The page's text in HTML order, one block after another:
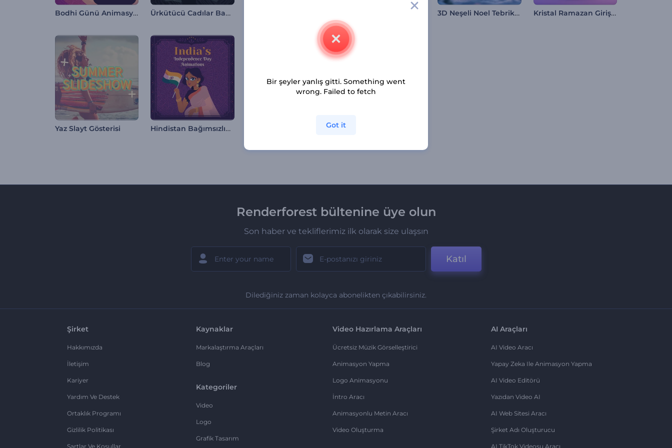
Bodhi Günü Animasyonları Ürkütücü Cadılar Bayramı Giriş Videosu 3D Neşeli Noel Tebrikleri Kristal Ramazan Giriş Videosu
Yaz Slayt Gösterisi Hindistan Bağımsızlık Günü Animasyonları Cam Tabela Giriş Videosu
Renderforest bültenine üye olun
Son haber ve tekliflerimiz ilk olarak size ulaşsın
Katıl
Dilediğiniz zaman kolayca abonelikten çıkabilirsiniz.
Şirket
Hakkımızda
İletişim
Kariyer
Yardım Ve Destek
Ortaklık Programı
Gizlilik Politikası
Şartlar Ve Koşullar
Kaynaklar
Markalaştırma Araçları
Blog
Kategoriler
Video
Logo
Grafik Tasarım
Video Hazırlama Araçları
Ücretsiz Müzik Görselleştirici
Animasyon Yapma
Logo Animasyonu
İntro Aracı
Animasyonlu Metin Aracı
Video Oluşturma
AI Araçları
AI Video Aracı
Yapay Zeka Ile Animasyon Yapma
AI Video Editörü
Yazıdan Video AI
AI Web Sitesi Aracı
Şirket Adı Oluşturucu
AI TikTok Videosu Aracı
Bir şeyler yanlış gitti. Something went
wrong. Failed to fetch
Got it